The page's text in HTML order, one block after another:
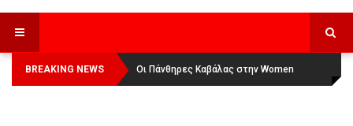
BREAKING NEWS
Οι Πάνθηρες Καβάλας στην Women
Basketball League 1:
Αναχώρησε για τα Γιάννενα η Εθνική
Γυναικών